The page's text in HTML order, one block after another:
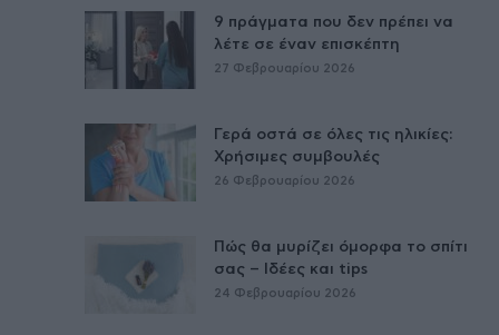
9 πράγματα που δεν πρέπει να
λέτε σε έναν επισκέπτη
27 Φεβρουαρίου 2026
Γερά οστά σε όλες τις ηλικίες:
Χρήσιμες συμβουλές
26 Φεβρουαρίου 2026
Πώς θα μυρίζει όμορφα το σπίτι
σας – Ιδέες και tips
24 Φεβρουαρίου 2026